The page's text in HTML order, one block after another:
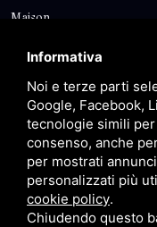
Maison
Blog
Sitemap
Contatti
Via Giolitti, 5 -
+39 0331 1542871
Informativa
Noi e terze parti
Google, Facebook,
tecnologie simili
consenso, anche
per mostrati
personalizzati più
cookie policy.
Chiudendo questo